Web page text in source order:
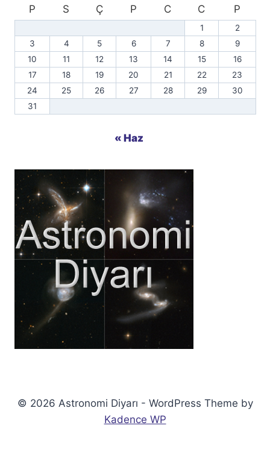
P
S Ç P C C P
1
2
3
4 5 6 7 8
9
10
11 12 13 14 15
16
17
18 19 20 21 22
23
24
25 26 27 28 29
30
31
« Haz
© 2026 Astronomi Diyarı - WordPress Theme by
Kadence WP